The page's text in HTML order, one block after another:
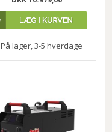
På lager, 3-5 hverdage